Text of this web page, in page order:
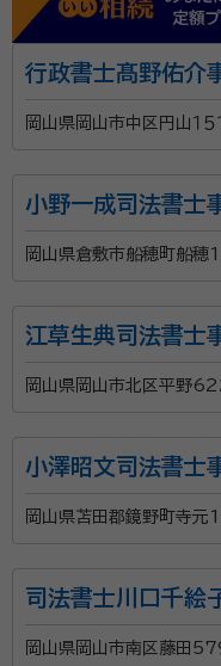
行政書士髙野佑介
岡山県岡山市中区円山１５
小野一成司法書士
岡山県倉敷市船穂町船
江草生典司法書士
岡山県岡山市北区平野
小澤昭文司法書士
岡山県苫田郡鏡野町寺元
司法書士川口千絵
岡山県岡山市南区藤田